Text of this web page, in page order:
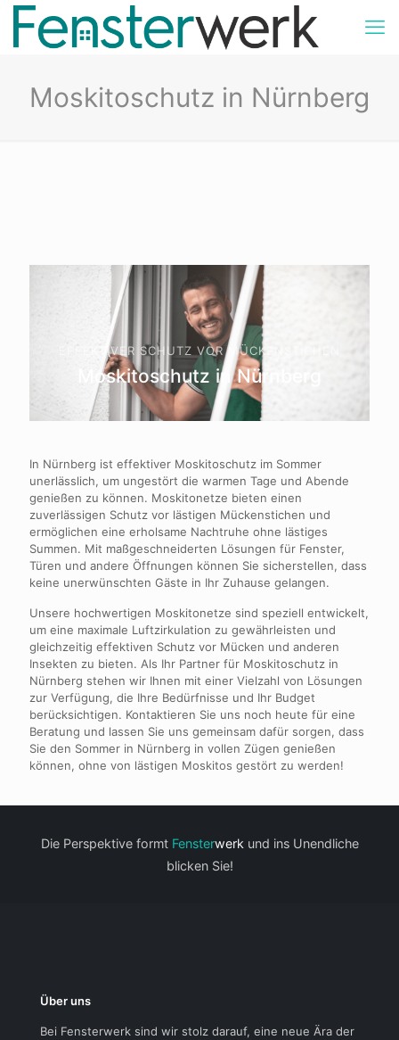
Moskitoschutz in Nürnberg
EFFEKTIVER SCHUTZ VOR MÜCKENSTICHEN
Moskitoschutz in Nürnberg
In Nürnberg ist effektiver Moskitoschutz im Sommer
unerlässlich, um ungestört die warmen Tage und Abende
genießen zu können. Moskitonetze bieten einen
zuverlässigen Schutz vor lästigen Mückenstichen und
ermöglichen eine erholsame Nachtruhe ohne lästiges
Summen. Mit maßgeschneiderten Lösungen für Fenster,
Türen und andere Öffnungen können Sie sicherstellen, dass
keine unerwünschten Gäste in Ihr Zuhause gelangen.
Unsere hochwertigen Moskitonetze sind speziell entwickelt,
um eine maximale Luftzirkulation zu gewährleisten und
gleichzeitig effektiven Schutz vor Mücken und anderen
Insekten zu bieten. Als Ihr Partner für Moskitoschutz in
Nürnberg stehen wir Ihnen mit einer Vielzahl von Lösungen
zur Verfügung, die Ihre Bedürfnisse und Ihr Budget
berücksichtigen. Kontaktieren Sie uns noch heute für eine
Beratung und lassen Sie uns gemeinsam dafür sorgen, dass
Sie den Sommer in Nürnberg in vollen Zügen genießen
können, ohne von lästigen Moskitos gestört zu werden!
Die Perspektive formt Fensterwerk und ins Unendliche
blicken Sie!
Über uns
Bei Fensterwerk sind wir stolz darauf, eine neue Ära der